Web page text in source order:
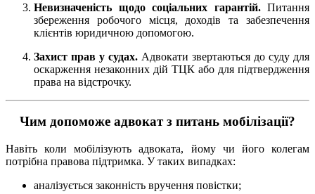
Невизначеність щодо соціальних гарантій.Питання
збереження робочого місця, доходів та забезпечення
клієнтів юридичною допомогою.
Захист прав у судах. Адвокати звертаються до суду для
оскарження незаконних дій ТЦК або для підтвердження
права на відстрочку.
Чим допоможе адвокат з питань мобілізації?
Навіть коли мобілізують адвоката, йому чи його колегам
потрібна правова підтримка. У таких випадках:
аналізується законність вручення повістки;